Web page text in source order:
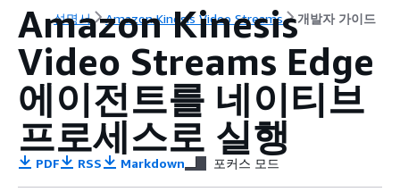
설명서 Amazon Kinesis Video Streams 개발자 가이드
Amazon Kinesis
Video Streams Edge
에이전트를 네이티브
프로세스로 실행
PDF RSS Markdown 포커스 모드